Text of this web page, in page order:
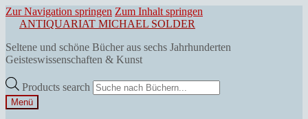
Zur Navigation springen Zum Inhalt springen
ANTIQUARIAT MICHAEL SOLDER
Seltene und schöne Bücher aus sechs Jahrhunderten
Geisteswissenschaften & Kunst
Products search
Menü